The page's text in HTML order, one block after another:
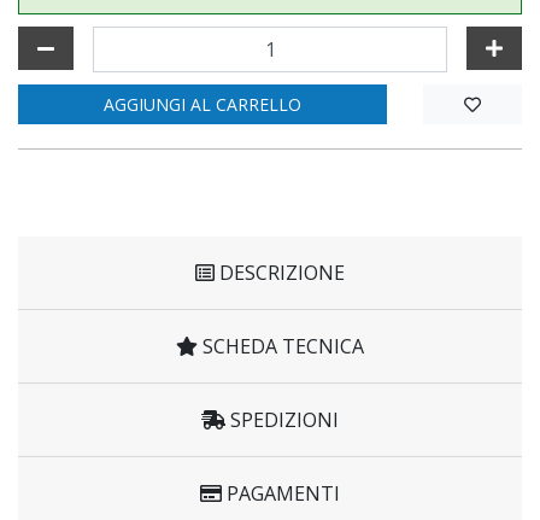
AGGIUNGI AL CARRELLO
DESCRIZIONE
SCHEDA TECNICA
SPEDIZIONI
PAGAMENTI